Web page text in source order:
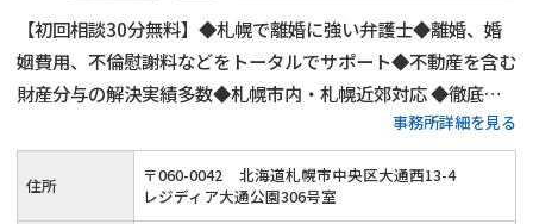
【初回相談30分無料】◆札幌で離婚に強い弁護士◆離婚、婚
姻費用、不倫慰謝料などをトータルでサポート◆不動産を含む
財産分与の解決実績多数◆札幌市内・札幌近郊対応 ◆徹底し
事務所詳細を見る
住所 〒060-0042
北海道札幌市中央区大通西13-4
レジディア大通公園306号室